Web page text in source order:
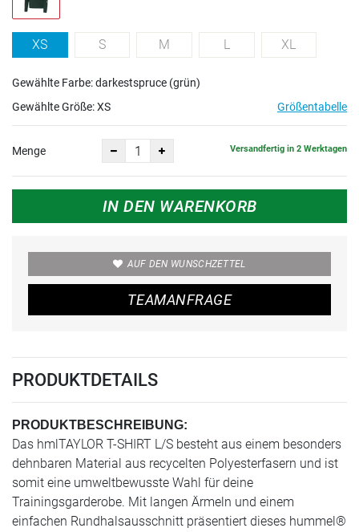
XS S M L XL
Gewählte Farbe: darkestspruce (grün)
Gewählte Größe:XS Größentabelle
Menge Versandfertig in 2 Werktagen
IN DEN WARENKORB
AUF DEN WUNSCHZETTEL
TEAMANFRAGE
PRODUKTDETAILS
PRODUKTBESCHREIBUNG:
Das hmlTAYLOR T-SHIRT L/S besteht aus einem besonders
dehnbaren Material aus recycelten Polyesterfasern und ist
somit eine umweltbewusste Wahl für deine
Trainingsgarderobe. Mit langen Ärmeln und einem
einfachen Rundhalsausschnitt präsentiert dieses hummel®